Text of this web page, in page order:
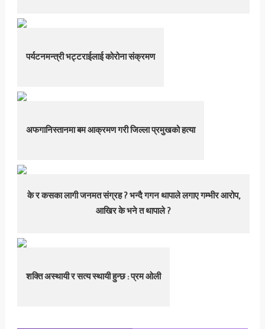
पर्यटनमन्त्री भट्टराईलाई कोरोना संक्रमण
अफगानिस्तानमा बम आक्रमण गरी जिल्ला प्रमुखको हत्या
के र कसका लागी जनमत संग्रह ? भन्दै गगन थापाले लगाए गम्भीर आरोप,
आखिर के भने त थापाले ?
शक्ति अस्थायी र सत्य स्थायी हुन्छ : प्रम ओली